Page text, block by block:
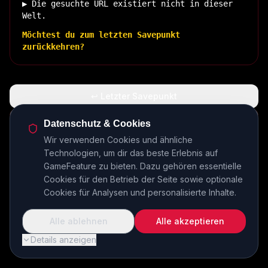
▶ Die gesuchte URL existiert nicht in dieser
Welt.
Möchtest du zum letzten Savepunkt
zurückkehren?
🏠 Zurück zur Basis
INSERT COIN TO CONTINUE...
Datenschutz & Cookies
Wir verwenden Cookies und ähnliche
Technologien, um dir das beste Erlebnis auf
GameFeature zu bieten. Dazu gehören essentielle
Cookies für den Betrieb der Seite sowie optionale
Cookies für Analysen und personalisierte Inhalte.
Details anzeigen
Alle ablehnen Alle akzeptieren